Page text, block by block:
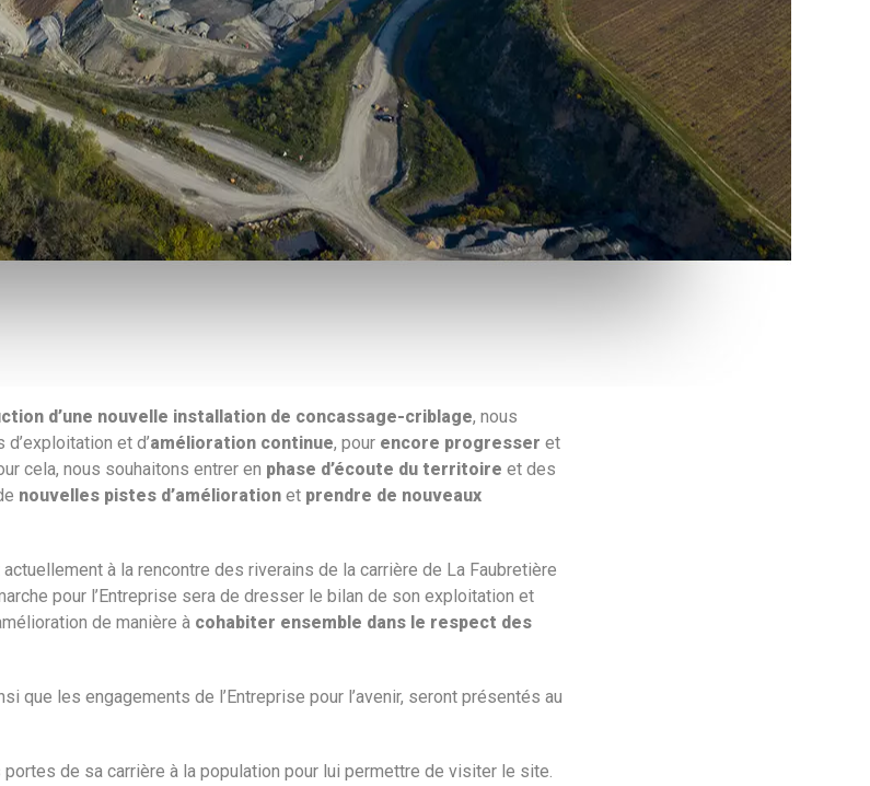
d’une nouvelle installation de concassage-criblage, nous
et d’amélioration continue, pour encore progresser et
cela, nous souhaitons entrer en phase d’écoute du territoire et des
nouvelles pistes d’amélioration et prendre de nouveaux
à la rencontre des riverains de la carrière de La Faubretière
pour l’Entreprise sera de dresser le bilan de son exploitation et
de manière à cohabiter ensemble dans le respect des
que les engagements de l’Entreprise pour l’avenir, seront présentés au
portes de sa carrière à la population pour lui permettre de visiter le site.